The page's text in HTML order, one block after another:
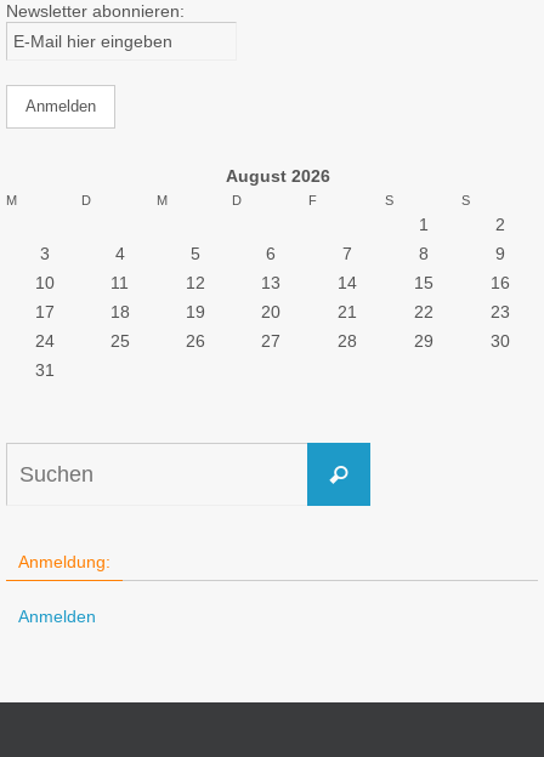
Newsletter abonnieren:
August 2026
M D M D F S S
1
2
3
4 5 6 7 8
9
10
11 12 13 14 15
16
17
18 19 20 21 22
23
24
25 26 27 28 29
30
31
Suchen
Anmeldung:
Anmelden